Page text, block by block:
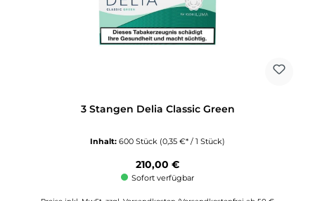
3 Stangen Delia Classic Green
Inhalt: 600 Stück (0,35 €* / 1 Stück)
Regulärer Preis:
210,00 €
Sofort verfügbar